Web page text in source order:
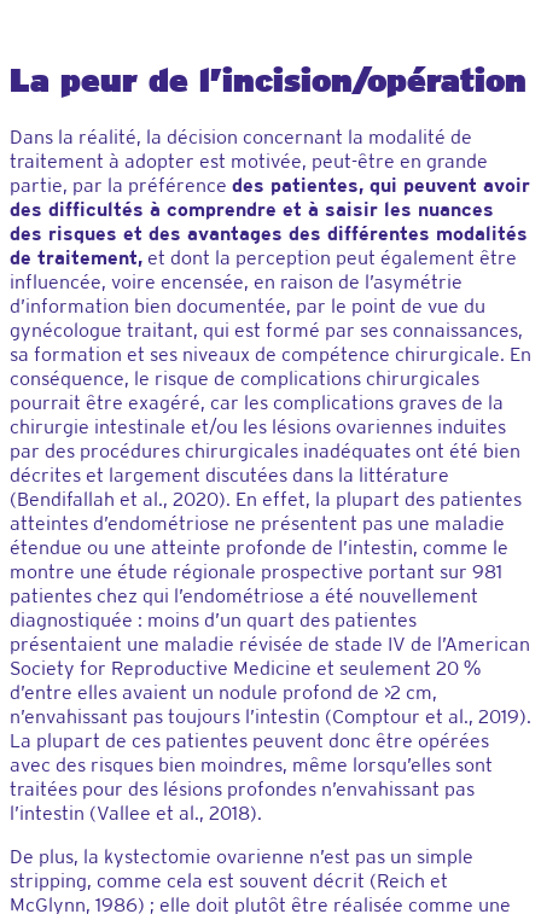
La peur de l’incision/opération
Dans la réalité, la décision concernant la modalité de
traitement à adopter est motivée, peut-être en grande
partie, par la préférence des patientes, qui peuvent avoir
des difficultés à comprendre et à saisir les nuances
des risques et des avantages des différentes modalités
de traitement, et dont la perception peut également être
influencée, voire encensée, en raison de l’asymétrie
d’information bien documentée, par le point de vue du
gynécologue traitant, qui est formé par ses connaissances,
sa formation et ses niveaux de compétence chirurgicale. En
conséquence, le risque de complications chirurgicales
pourrait être exagéré, car les complications graves de la
chirurgie intestinale et/ou les lésions ovariennes induites
par des procédures chirurgicales inadéquates ont été bien
décrites et largement discutées dans la littérature
(Bendifallah et al., 2020). En effet, la plupart des patientes
atteintes d’endométriose ne présentent pas une maladie
étendue ou une atteinte profonde de l’intestin, comme le
montre une étude régionale prospective portant sur 981
patientes chez qui l’endométriose a été nouvellement
diagnostiquée : moins d’un quart des patientes
présentaient une maladie révisée de stade IV de l’American
Society for Reproductive Medicine et seulement 20 %
d’entre elles avaient un nodule profond de >2 cm,
n’envahissant pas toujours l’intestin (Comptour et al., 2019).
La plupart de ces patientes peuvent donc être opérées
avec des risques bien moindres, même lorsqu’elles sont
traitées pour des lésions profondes n’envahissant pas
l’intestin (Vallee et al., 2018).
De plus, la kystectomie ovarienne n’est pas un simple
stripping, comme cela est souvent décrit (Reich et
McGlynn, 1986) ; elle doit plutôt être réalisée comme une